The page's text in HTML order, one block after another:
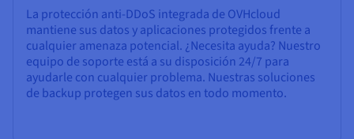
La protección anti-DDoS integrada de OVHcloud
mantiene sus datos y aplicaciones protegidos frente a
cualquier amenaza potencial. ¿Necesita ayuda? Nuestro
equipo de soporte está a su disposición 24/7 para
ayudarle con cualquier problema. Nuestras soluciones
de backup protegen sus datos en todo momento.